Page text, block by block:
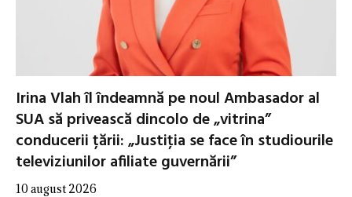
Irina Vlah îl îndeamnă pe noul Ambasador al
SUA să privească dincolo de „vitrina”
conducerii țării: „Justiţia se face în studiourile
televiziunilor afiliate guvernării”
10 august 2026